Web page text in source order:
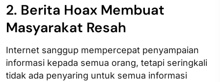
2. Berita Hoax Membuat
Masyarakat Resah
Internet sanggup mempercepat penyampaian
informasi kepada semua orang, tetapi seringkali
tidak ada penyaring untuk semua informasi